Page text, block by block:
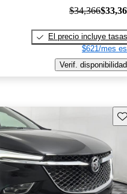
$34,366
El precio incluye tasas
$621/mes
Verif. disponibilidad